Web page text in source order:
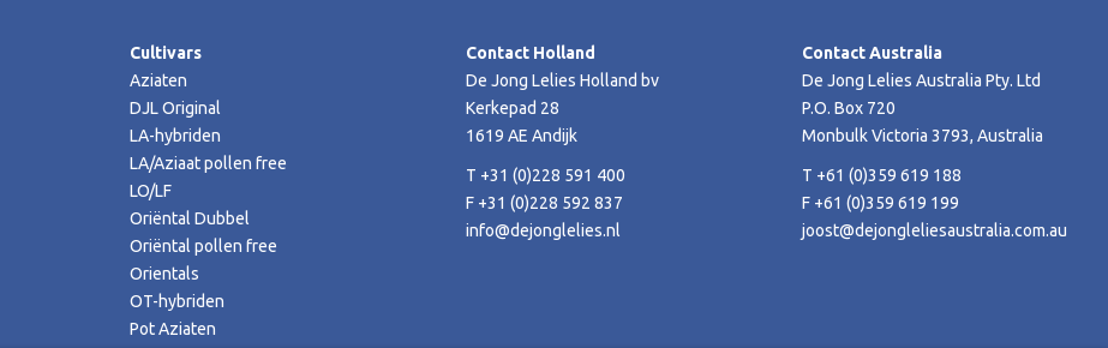
Cultivars
Aziaten
DJL Original
LA-hybriden
LA/Aziaat pollen free
LO/LF
Oriëntal Dubbel
Oriëntal pollen free
Orientals
OT-hybriden
Pot Aziaten
Contact Holland
De Jong Lelies Holland bv
Kerkepad 28
1619 AE Andijk
T +31 (0)228 591 400
F +31 (0)228 592 837
info@dejonglelies.nl
Contact Australia
De Jong Lelies Australia Pty. Ltd
P.O. Box 720
Monbulk Victoria 3793, Australia
T +61 (0)359 619 188
F +61 (0)359 619 199
joost@dejongleliesaustralia.com.au